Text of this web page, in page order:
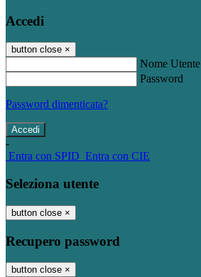
Accedi
button close ×
Nome Utente
Password
Password dimenticata?
-
Entra con SPID Entra con CIE
Seleziona utente
button close ×
Recupero password
button close ×